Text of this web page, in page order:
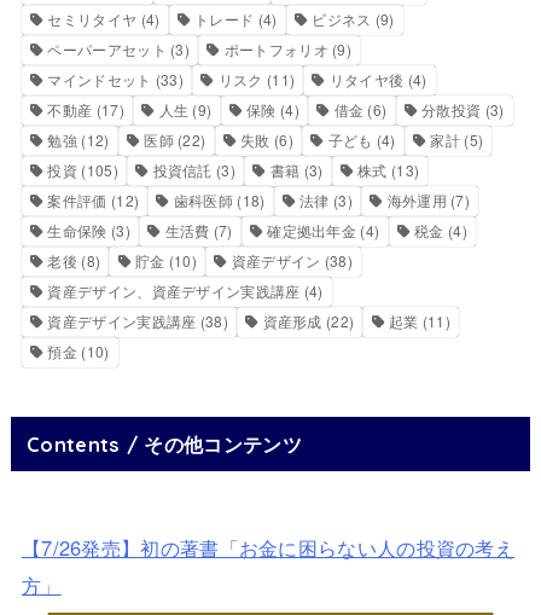
セミリタイヤ (4) トレード (4) ビジネス (9)
ペーパーアセット (3) ポートフォリオ (9)
マインドセット (33) リスク (11) リタイヤ後 (4)
不動産 (17) 人生 (9) 保険 (4) 借金 (6) 分散投資 (3)
勉強 (12) 医師(22) 失敗 (6) 子ども (4) 家計(5)
投資 (105) 投資信託 (3) 書籍 (3) 株式 (13)
案件評価 (12) 歯科医師 (18) 法律 (3) 海外運用 (7)
生命保険 (3) 生活費 (7) 確定拠出年金 (4) 税金 (4)
老後 (8) 貯金 (10) 資産デザイン (38)
資産デザイン、資産デザイン実践講座 (4)
資産デザイン実践講座 (38) 資産形成 (22) 起業 (11)
預金 (10)
Contents / その他コンテンツ
【7/26発売】初の著書「お金に困らない人の投資の考え
方」